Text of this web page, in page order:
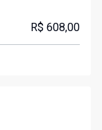
R$ 608,00